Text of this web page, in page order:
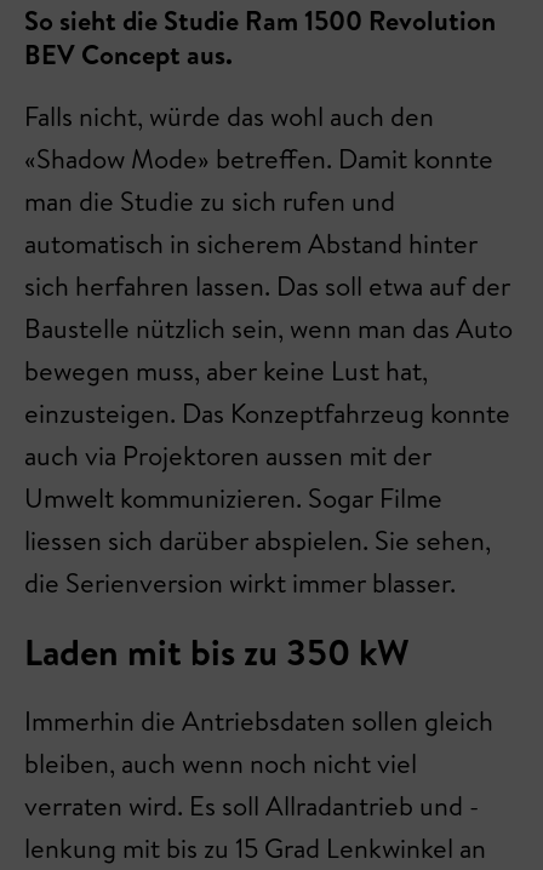
So sieht die Studie Ram 1500 Revolution
BEV Concept aus.
Falls nicht, würde das wohl auch den
«Shadow Mode» betreffen. Damit konnte
man die Studie zu sich rufen und
automatisch in sicherem Abstand hinter
sich herfahren lassen. Das soll etwa auf der
Baustelle nützlich sein, wenn man das Auto
bewegen muss, aber keine Lust hat,
einzusteigen. Das Konzeptfahrzeug konnte
auch via Projektoren aussen mit der
Umwelt kommunizieren. Sogar Filme
liessen sich darüber abspielen. Sie sehen,
die Serienversion wirkt immer blasser.
Laden mit bis zu 350 kW
Immerhin die Antriebsdaten sollen gleich
bleiben, auch wenn noch nicht viel
verraten wird. Es soll Allradantrieb und -
lenkung mit bis zu 15 Grad Lenkwinkel an